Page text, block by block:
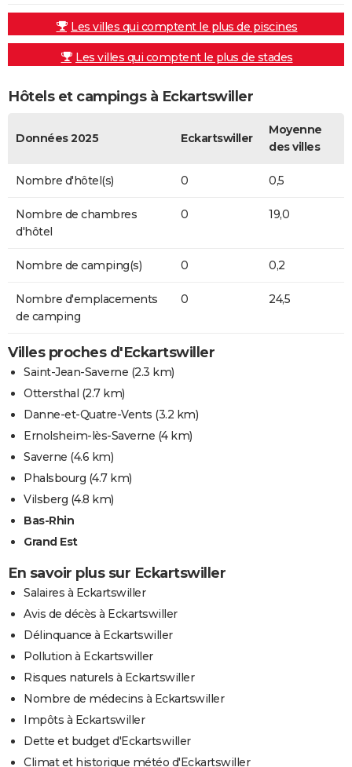
Les villes qui comptent le plus de piscines
Les villes qui comptent le plus de stades
Hôtels et campings à Eckartswiller
Données 2025 Eckartswiller
Moyenne
des villes
Nombre d'hôtel(s) 0 0,5
Nombre de chambres
d'hôtel
0 19,0
Nombre de camping(s) 0 0,2
Nombre d'emplacements
de camping
0 24,5
Villes proches d'Eckartswiller
Saint-Jean-Saverne (2.3 km)
Ottersthal (2.7 km)
Danne-et-Quatre-Vents (3.2 km)
Ernolsheim-lès-Saverne (4 km)
Saverne (4.6 km)
Phalsbourg (4.7 km)
Vilsberg (4.8 km)
Bas-Rhin
Grand Est
En savoir plus sur Eckartswiller
Salaires à Eckartswiller
Avis de décès à Eckartswiller
Délinquance à Eckartswiller
Pollution à Eckartswiller
Risques naturels à Eckartswiller
Nombre de médecins à Eckartswiller
Impôts à Eckartswiller
Dette et budget d'Eckartswiller
Climat et historique météo d'Eckartswiller